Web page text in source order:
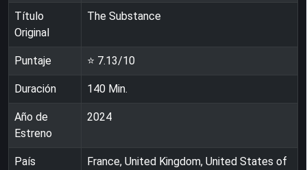
Título
Original
The Substance
Puntaje ⭐ 7.13/10
Duración 140 Min.
Año de
Estreno
2024
País
France, United Kingdom, United States of